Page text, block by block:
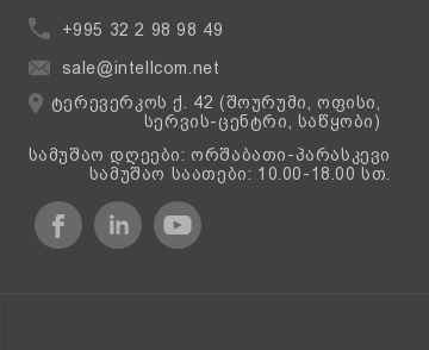
+995 32 2 98 98 49
sale@intellcom.net
ტერევერკოს ქ. 42 (შოურუმი, ოფისი,
სერვის-ცენტრი, საწყობი)
სამუშაო დღეები: ორშაბათი-პარასკევი
სამუშაო საათები: 10.00-18.00 სთ.